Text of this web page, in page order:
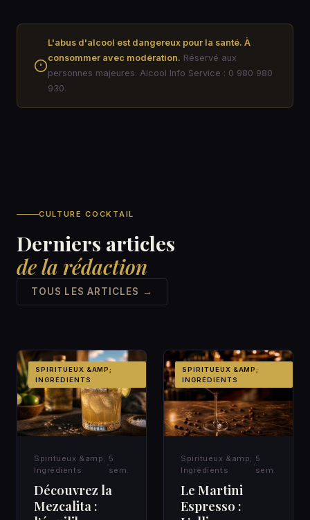
L'abus d'alcool est dangereux pour la santé. À
consommer avec modération. Réservé aux
personnes majeures. Alcool Info Service : 0 980 980
930.
CULTURE COCKTAIL
Derniers articles
de la rédaction
TOUS LES ARTICLES →
SPIRITUEUX &AMP;
INGRÉDIENTS
Spiritueux &amp;
Ingrédients
5
sem.
Découvrez la
Mezcalita :
SPIRITUEUX &AMP;
INGRÉDIENTS
Spiritueux &amp;
Ingrédients
5
sem.
Le Martini
Espresso :